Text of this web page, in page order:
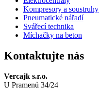
Kompresory a soustruhy
Pneumatické nářadí
Svářecí technika
Míchačky na beton
Kontaktujte nás
Vercajk s.r.o.
U Pramenů 34/24